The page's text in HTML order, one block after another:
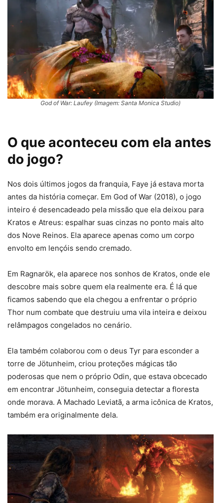
God of War: Laufey (Imagem: Santa Monica Studio)
O que aconteceu com ela antes
do jogo?
Nos dois últimos jogos da franquia, Faye já estava morta
antes da história começar. Em God of War (2018), o jogo
inteiro é desencadeado pela missão que ela deixou para
Kratos e Atreus: espalhar suas cinzas no ponto mais alto
dos Nove Reinos. Ela aparece apenas como um corpo
envolto em lençóis sendo cremado.
Em Ragnarök, ela aparece nos sonhos de Kratos, onde ele
descobre mais sobre quem ela realmente era. É lá que
ficamos sabendo que ela chegou a enfrentar o próprio
Thor num combate que destruiu uma vila inteira e deixou
relâmpagos congelados no cenário.
Ela também colaborou com o deus Tyr para esconder a
torre de Jötunheim, criou proteções mágicas tão
poderosas que nem o próprio Odin, que estava obcecado
em encontrar Jötunheim, conseguia detectar a floresta
onde morava. A Machado Leviatã, a arma icônica de Kratos,
também era originalmente dela.